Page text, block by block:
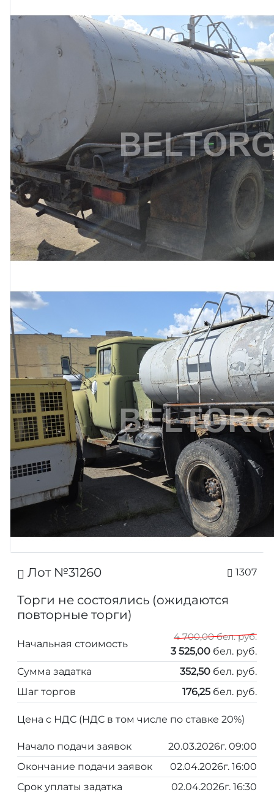
Лот №31260 1307
Торги не состоялись (ожидаются
повторные торги)
Начальная стоимость
4 700,00 бел. руб.
3 525,00 бел. руб.
Сумма задатка
352,50 бел. руб.
Шаг торгов
176,25 бел. руб.
Цена с НДС (НДС в том числе по ставке 20%)
Начало подачи заявок
20.03.2026г. 09:00
Окончание подачи заявок
02.04.2026г. 16:00
Срок уплаты задатка
02.04.2026г. 16:30